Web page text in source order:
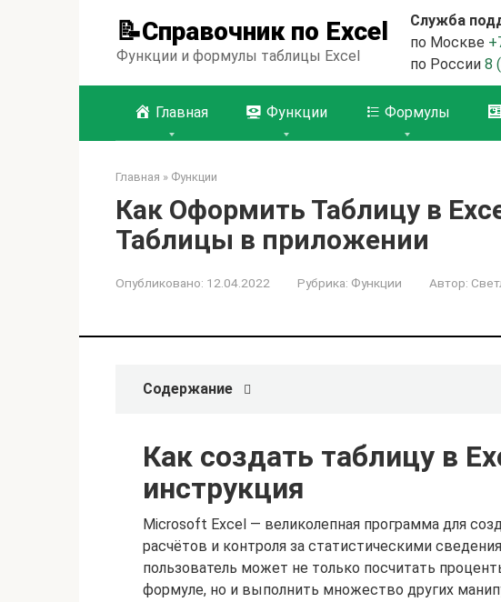
📝Справочник по Excel
Функции и формулы таблицы Excel
Служба
по Москве
по России 8
Главная Функции Формулы
Главная » Функции
Как Оформить Таблицу в
Таблицы в приложении
Опубликовано: 12.04.2022 Рубрика: Функции Автор:
Содержание
Как создать таблицу в
инструкция
Microsoft Excel — великолепная программа для
расчётов и контроля за статистическими
пользователь может не только посчитать
формуле, но и выполнить множество других